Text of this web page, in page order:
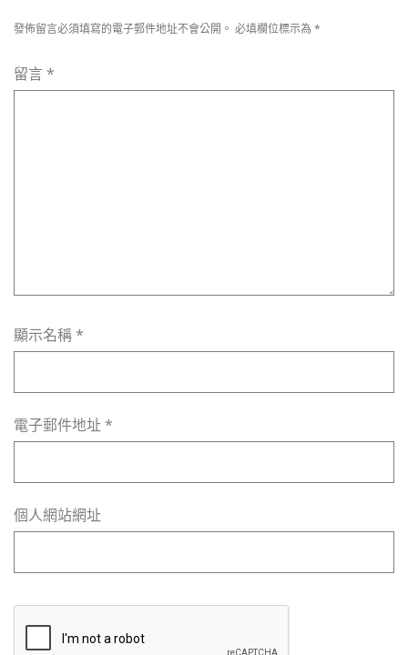
發佈留言必須填寫的電子郵件地址不會公開。 必填欄位標示為 *
留言*
顯示名稱*
電子郵件地址 *
個人網站網址